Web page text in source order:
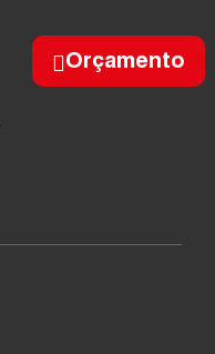
Orçamento